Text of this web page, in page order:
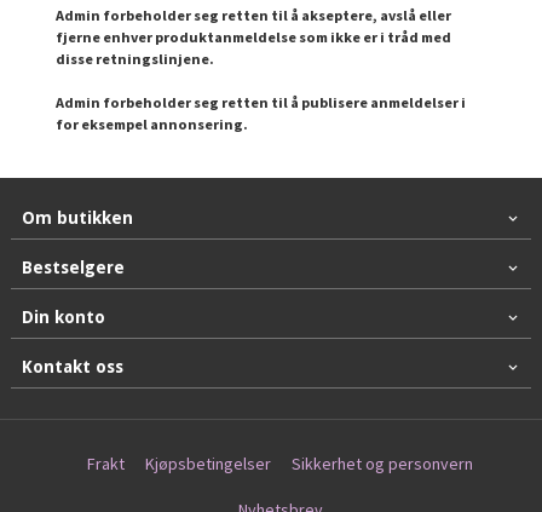
Admin forbeholder seg retten til å akseptere, avslå eller
fjerne enhver produktanmeldelse som ikke er i tråd med
disse retningslinjene.
Admin forbeholder seg retten til å publisere anmeldelser i
for eksempel annonsering.
Om butikken
Bestselgere
Din konto
Kontakt oss
Frakt Kjøpsbetingelser Sikkerhet og personvern